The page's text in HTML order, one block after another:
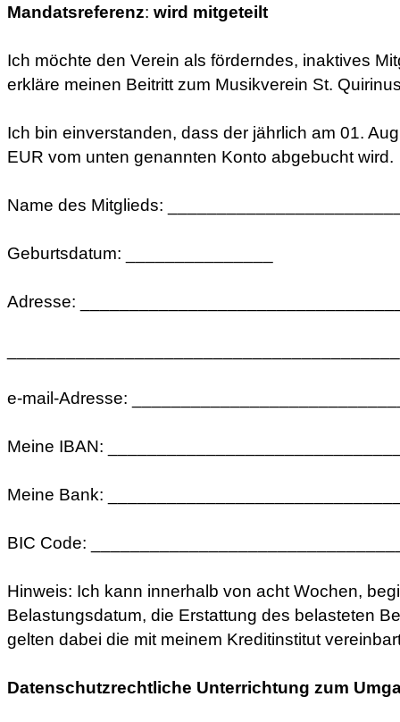
Mandatsreferenz: wird mitgeteilt
Ich möchte den Verein als förderndes, inaktives
erkläre meinen Beitritt zum Musikverein St.
Ich bin einverstanden, dass der jährlich am 01.
EUR vom unten genannten Konto abgebucht wird.
Name des Mitglieds:
Geburtsdatum: _______________
Adresse:
e-mail-Adresse:
Meine IBAN:
Meine Bank:
BIC Code:
Hinweis: Ich kann innerhalb von acht Wochen,
Belastungsdatum, die Erstattung des belasteten
gelten dabei die mit meinem Kreditinstitut
Datenschutzrechtliche Unterrichtung zum